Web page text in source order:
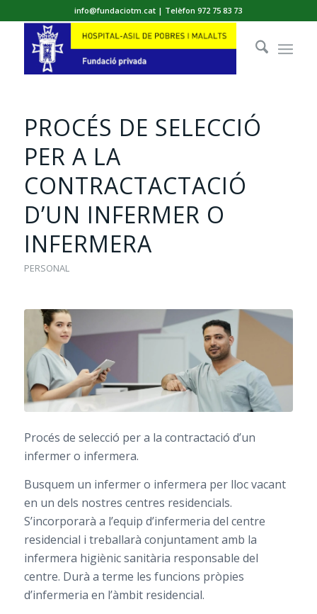
info@fundaciotm.cat | Telèfon 972 75 83 73
PROCÉS DE SELECCIÓ
PER A LA
CONTRACTACTACIÓ
D’UN INFERMER O
INFERMERA
PERSONAL
Procés de selecció per a la contractació d’un
infermer o infermera.
Busquem un infermer o infermera per lloc vacant
en un dels nostres centres residencials.
S’incorporarà a l’equip d’infermeria del centre
residencial i treballarà conjuntament amb la
infermera higiènic sanitària responsable del
centre. Durà a terme les funcions pròpies
d’infermeria en l’àmbit residencial.